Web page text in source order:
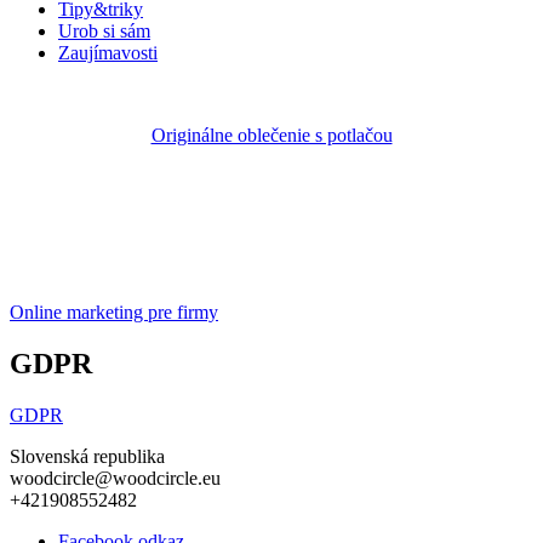
Tipy&triky
Urob si sám
Zaujímavosti
Originálne oblečenie s potlačou
Online marketing pre firmy
GDPR
GDPR
Slovenská republika
woodcircle@woodcircle.eu
+421908552482